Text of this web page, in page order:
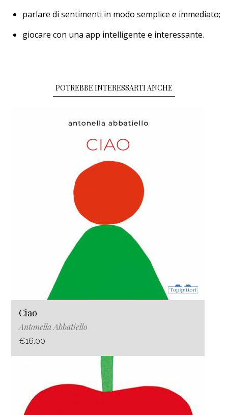
parlare di sentimenti in modo semplice e immediato;
giocare con una app intelligente e interessante.
POTREBBE INTERESSARTI ANCHE
Ciao
Antonella Abbatiello
€16.00